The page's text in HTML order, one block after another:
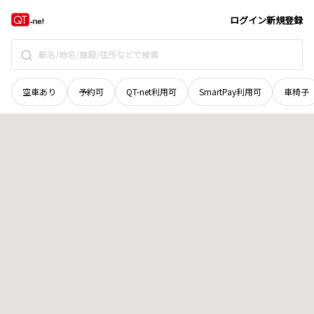
ログイン新規登録
空車あり 予約可 QT-net利用可 SmartPay利用可 車椅子
山口県